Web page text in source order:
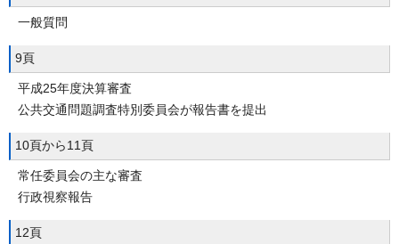
一般質問
9頁
平成25年度決算審査
公共交通問題調査特別委員会が報告書を提出
10頁から11頁
常任委員会の主な審査
行政視察報告
12頁